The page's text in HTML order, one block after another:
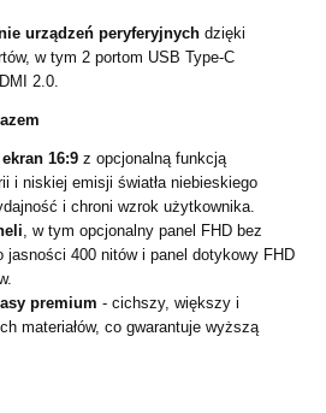
urządzeń peryferyjnych dzięki
w tym 2 portom USB Type-C
2.0.
16:9 z opcjonalną funkcją
i niskiej emisji światła niebieskiego
i chroni wzrok użytkownika.
, w tym opcjonalny panel FHD bez
jasności 400 nitów i panel dotykowy FHD
premium - cichszy, większy i
materiałów, co gwarantuje wyższą